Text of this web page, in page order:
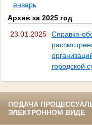
январь
Архив за 2025 год
23.01.2025
городской
ПОДАЧА
ЭЛЕКТРОННОМ ВИДЕ